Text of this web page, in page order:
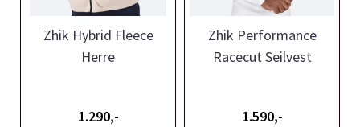
Zhik Hybrid Fleece
Herre
1.290,-
Zhik Performance
Racecut Seilvest
1.590,-